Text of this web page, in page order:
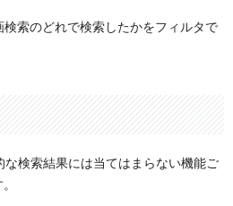
索のどれで検索したかをフィルタで
検索結果には当てはまらない機能ご